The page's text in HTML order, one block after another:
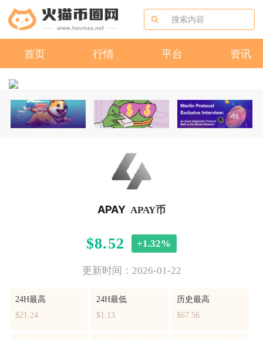
首页 行情 平台 资讯
APAY APAY币
$8.52 +1.32%
更新时间：2026-01-22
24H最高
$21.24
24H最低
$1.13
历史最高
$67.56